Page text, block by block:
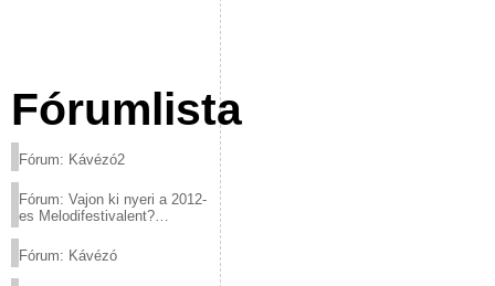
Fórumlista
Fórum: Kávézó2
Fórum: Vajon ki nyeri a 2012-
es Melodifestivalent?
Fórum: Kávézó